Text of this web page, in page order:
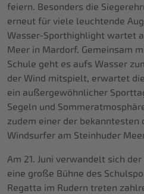
feiern. Besonders die
erneut für viele leuchtende
Wasser-Sporthighlight wartet
Meer in Mardorf. Gemeinsam
Schule geht es aufs Wasser
der Wind mitspielt, erwartet
ein außergewöhnlicher
Segeln und
zudem einer der bekanntesten
Windsurfer am Steinhuder
Am 21. Juni verwandelt sich
eine große Bühne des
Regatta im Rudern treten